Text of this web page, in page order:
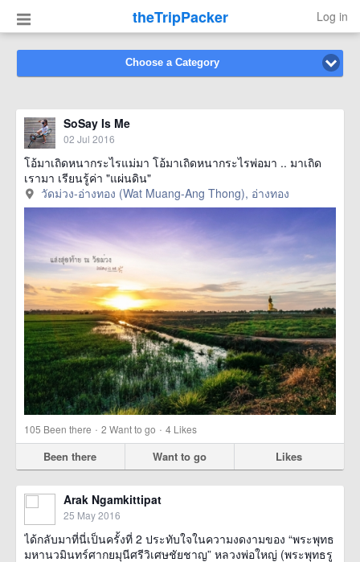
theTripPacker Log in
Choose a Category
SoSay Is Me
02 Jul 2016
โอ้มาเถิดหนากระไรแม่มา โอ้มาเถิดหนากระไรพ่อมา .. มาเถิด
เรามา เรียนรู้ค่า "แผ่นดิน"
วัดม่วง-อ่างทอง (Wat Muang-Ang Thong), อ่างทอง
105 Been there · 2 Want to go · 4 Likes
Been there Want to go Likes
Arak Ngamkittipat
25 May 2016
ได้กลับมาที่นี่เป็นครั้งที่ 2 ประทับใจในความงดงามของ “พระพุทธ
มหานวมินทร์ศากยมุนีศรีวิเศษชัยชาญ” หลวงพ่อใหญ่ (พระพุทธรู